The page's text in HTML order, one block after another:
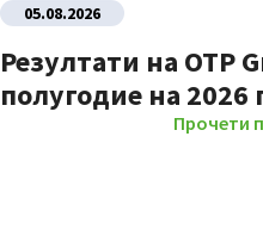
05.08.2026
Резултати на OTP
полугодие на 2026
Прочети